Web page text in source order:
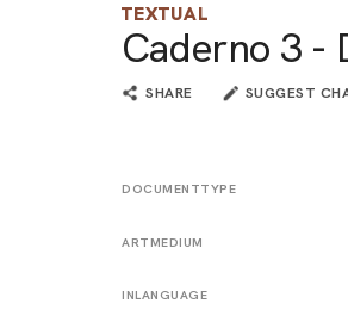
TEXTUAL
Caderno 3 -
SHARE SUGGEST
DOCUMENTTYPE
ARTMEDIUM
INLANGUAGE